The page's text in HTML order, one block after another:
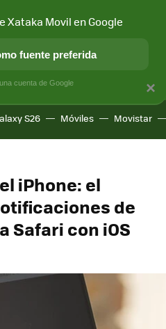
APLICACIONES
S26 Móviles Movistar
iPhone: el
de
Safari con iOS
×
Xataka Movil en Google
fuente preferida
cuenta de Google